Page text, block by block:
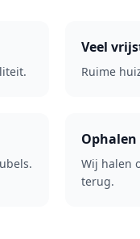
Veel
Ruime
Ophalen
Wij halen
terug.